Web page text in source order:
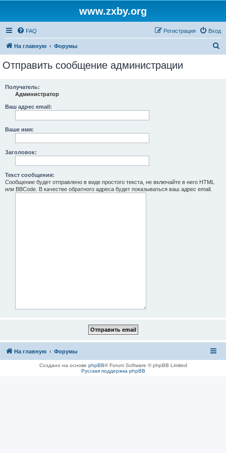
www.zxby.org
FAQ Вход
Регистрация
На главную Форумы
Отправить сообщение администрации
Получатель:
Администратор
Ваш адрес email:
Ваше имя:
Заголовок:
Текст сообщения:
Сообщение будет отправлено в виде простого текста, не включайте в него HTML
или BBCode. В качестве обратного адреса будет показываться ваш адрес email.
На главную Форумы
Создано на основе phpBB® Forum Software © phpBB Limited
Русская поддержка phpBB